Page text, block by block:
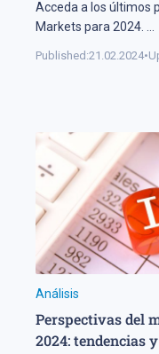
Acceda a los últimos
Markets para 2024. ...
Published:21.02.2024•
Análisis
Perspectivas del
2024: tendencias